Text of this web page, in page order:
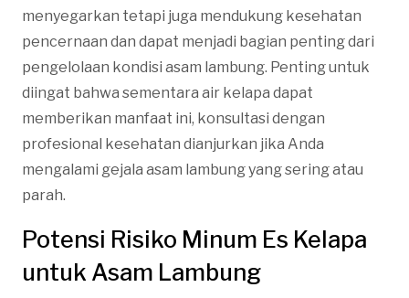
menyegarkan tetapi juga mendukung kesehatan
pencernaan dan dapat menjadi bagian penting dari
pengelolaan kondisi asam lambung. Penting untuk
diingat bahwa sementara air kelapa dapat
memberikan manfaat ini, konsultasi dengan
profesional kesehatan dianjurkan jika Anda
mengalami gejala asam lambung yang sering atau
parah.
Potensi Risiko Minum Es Kelapa
untuk Asam Lambung